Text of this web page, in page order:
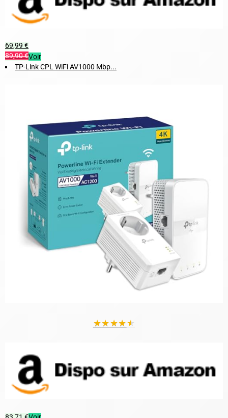
69,99 €
89,90 €Voir
TP-Link CPL WiFi AV1000 Mbp...
★★★★★